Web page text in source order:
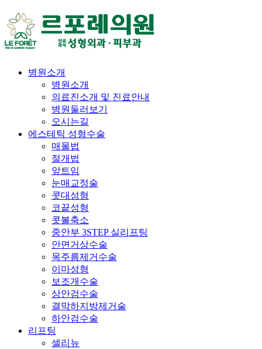
병원소개
병원소개
의료진소개 및 진료안내
병원둘러보기
오시는길
에스테틱 성형수술
매몰법
절개법
앞트임
눈매교정술
콧대성형
코끝성형
콧볼축소
중안부 3STEP 실리프팅
안면거상수술
목주름제거수술
이마성형
보조개수술
상안검수술
결막하지방제거술
하안검수술
리프팅
셀리뉴